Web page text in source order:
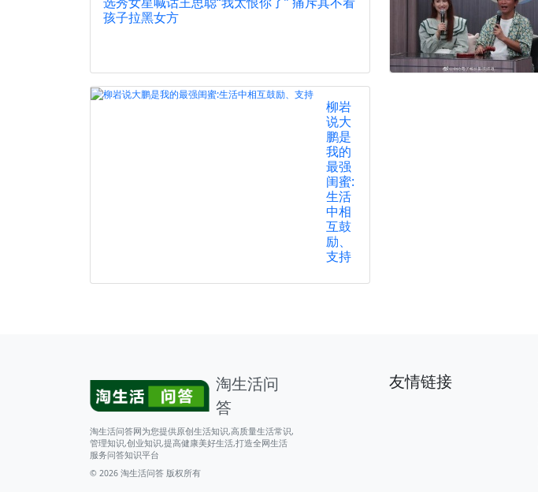
孩子拉黑女方
柳岩
说大
鹏是
我的
最强
闺蜜:
生活
中相
互鼓
励、
支持
淘生活问
答
淘生活问答网为您提供原创生活知识,高质量生活常识,
管理知识,创业知识,提高健康美好生活,打造全网生活
服务问答知识平台
© 2026 淘生活问答 版权所有
友情链接